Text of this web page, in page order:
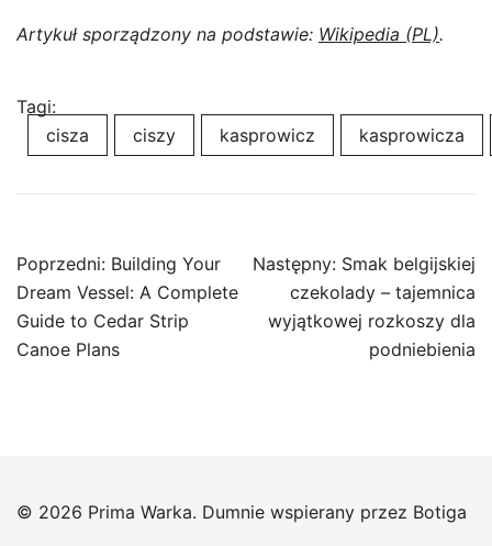
Artykuł sporządzony na podstawie: Wikipedia (PL).
Tagi:
cisza
ciszy kasprowicz kasprowicza
Nawigacja
wpisu
Poprzedni: Building Your
Dream Vessel: A Complete
Guide to Cedar Strip
Canoe Plans
Następny: Smak belgijskiej
czekolady – tajemnica
wyjątkowej rozkoszy dla
podniebienia
© 2026 Prima Warka. Dumnie wspierany przez Botiga